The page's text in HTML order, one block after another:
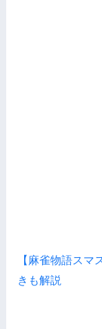
【麻雀物語ス
きも解説